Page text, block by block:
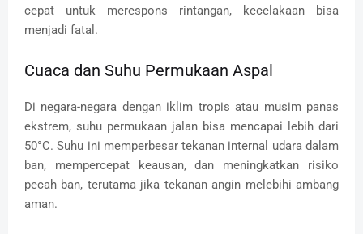
cepat untuk merespons rintangan, kecelakaan bisa
menjadi fatal.
Cuaca dan Suhu Permukaan Aspal
Di negara-negara dengan iklim tropis atau musim panas
ekstrem, suhu permukaan jalan bisa mencapai lebih dari
50°C. Suhu ini memperbesar tekanan internal udara dalam
ban, mempercepat keausan, dan meningkatkan risiko
pecah ban, terutama jika tekanan angin melebihi ambang
aman.